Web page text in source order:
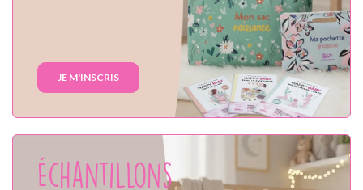
JE M'INSCRIS
Échantillons